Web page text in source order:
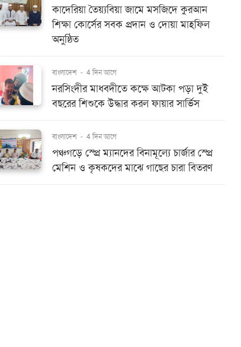
কাদেরিয়া তৈয়্যবিয়া জামে মসজিদে কুরআন
শিক্ষা কোর্সের সবক প্রদান ও দোয়া মাহফিল
অনুষ্ঠিত
বাংলাদেশ - 4 দিন আগে
নরসিংদীর মাধবদীতে কক্ষে আটকা পড়া দুই
বছরের শিশুকে উদ্ধার করল ফায়ার সার্ভিস
বাংলাদেশ - 4 দিন আগে
পঞ্চগড়ে স্প্রে ম্যানদের বিনামূল্যে চার্জার স্প্রে
মেশিন ও কৃষকদের মাঝে গাছের চারা বিতরণ